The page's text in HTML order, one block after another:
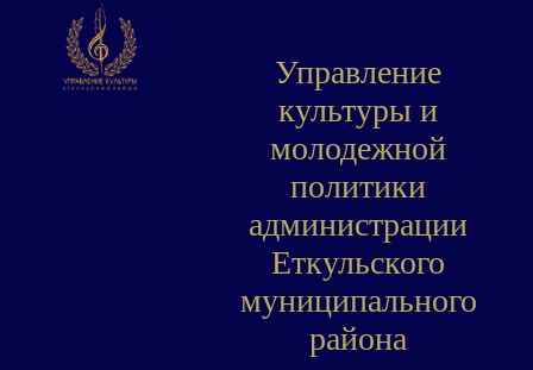
Управление
культуры и
молодежной
политики
администрации
Еткульского
муниципального
района